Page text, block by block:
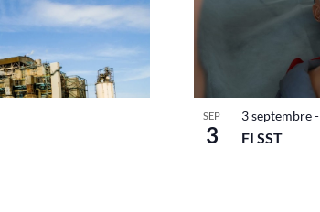
SEP
3
3 septembre-
FI SST